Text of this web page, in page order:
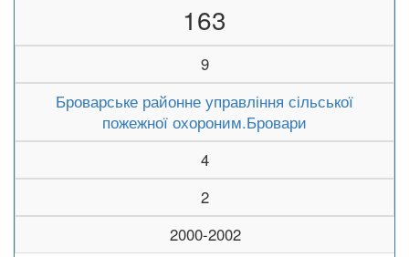
163
9
Броварське районне управління сільської
пожежної охороним.Бровари
4
2
2000-2002